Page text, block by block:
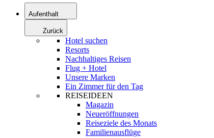
Aufenthalt
Zurück
Hotel suchen
Resorts
Nachhaltiges Reisen
Flug + Hotel
Unsere Marken
Ein Zimmer für den Tag
REISEIDEEN
Magazin
Neueröffnungen
Reiseziele des Monats
Familienausflüge